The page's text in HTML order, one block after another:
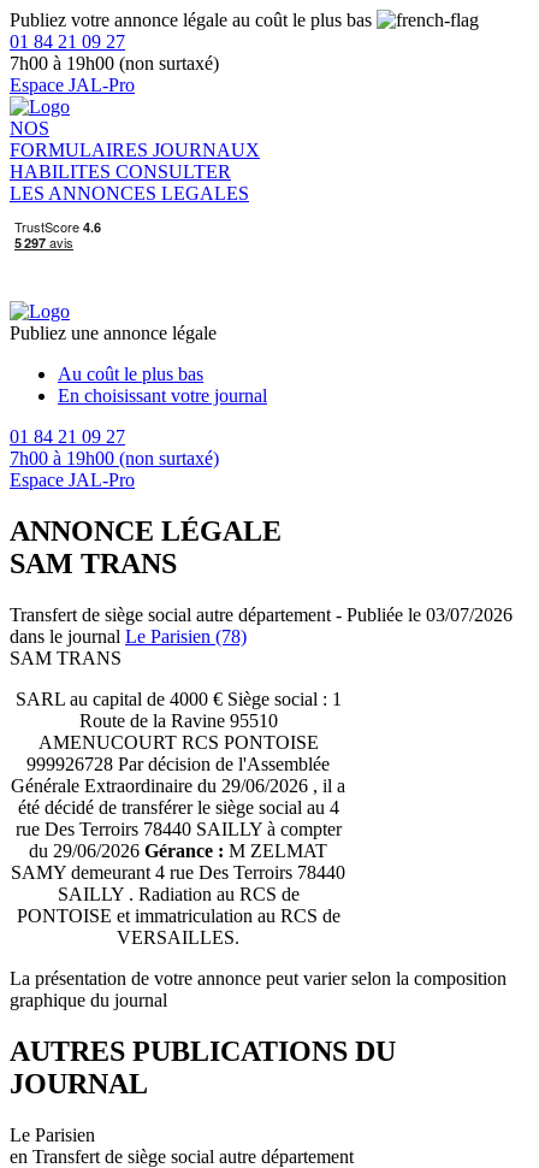
Publiez votre annonce légale au coût le plus bas
01 84 21 09 27
7h00 à 19h00 (non surtaxé)
Espace JAL-Pro
NOS
FORMULAIRES JOURNAUX
HABILITES CONSULTER
LES ANNONCES LEGALES
Publiez une annonce légale
Au coût le plus bas
En choisissant votre journal
01 84 21 09 27
7h00 à 19h00 (non surtaxé)
Espace JAL-Pro
ANNONCE LÉGALE
SAM TRANS
Transfert de siège social autre département - Publiée le 03/07/2026
dans le journal Le Parisien (78)
SAM TRANS
SARL au capital de 4000 € Siège social : 1
Route de la Ravine 95510
AMENUCOURT RCS PONTOISE
999926728 Par décision de l'Assemblée
Générale Extraordinaire du 29/06/2026 , il a
été décidé de transférer le siège social au 4
rue Des Terroirs 78440 SAILLY à compter
du 29/06/2026 Gérance : M ZELMAT
SAMY demeurant 4 rue Des Terroirs 78440
SAILLY . Radiation au RCS de
PONTOISE et immatriculation au RCS de
VERSAILLES.
La présentation de votre annonce peut varier selon la composition
graphique du journal
AUTRES PUBLICATIONS DU
JOURNAL
Le Parisien
en Transfert de siège social autre département